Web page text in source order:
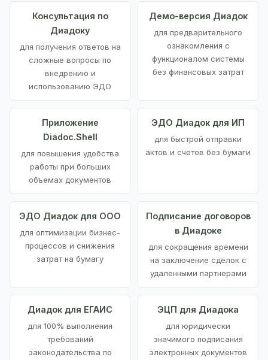
Консультация по
Диадоку
для получения ответов на
сложные вопросы по
внедрению и
использованию ЭДО
Демо-версия Диадок
для предварительного
ознакомления с
функционалом системы
без финансовых затрат
Приложение
Diadoc.Shell
для повышения удобства
работы при больших
объемах документов
ЭДО Диадок для ИП
для быстрой отправки
актов и счетов без бумаги
ЭДО Диадок для ООО
для оптимизации бизнес-
процессов и снижения
затрат на бумагу
Подписание договоров
в Диадоке
для сокращения времени
на заключение сделок с
удаленными партнерами
Диадок для ЕГАИС
для 100% выполнения
требований
законодательства по
ЭЦП для Диадока
для юридически
значимого подписания
электронных документов